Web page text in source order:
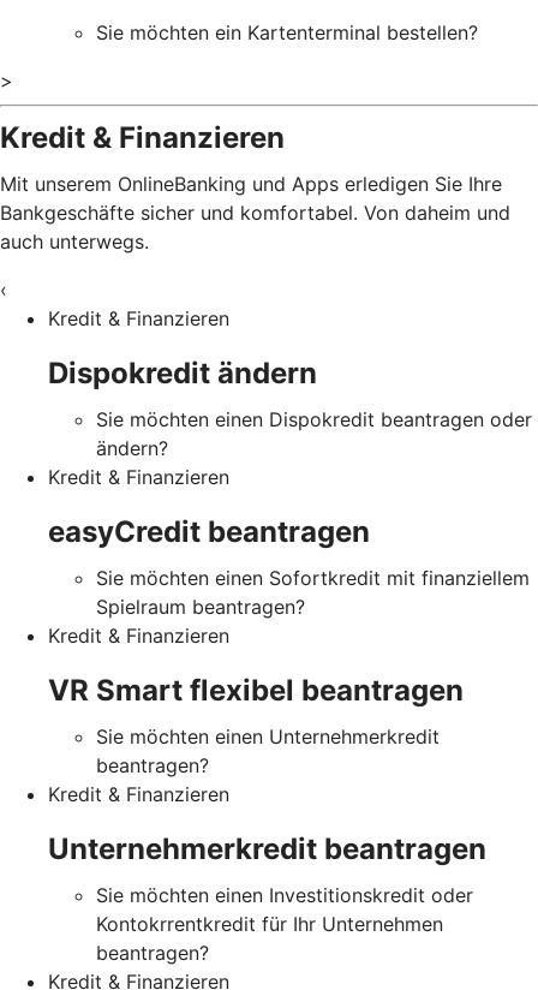
Sie möchten ein Kartenterminal bestellen?
>
Kredit & Finanzieren
Mit unserem OnlineBanking und Apps erledigen Sie Ihre
Bankgeschäfte sicher und komfortabel. Von daheim und
auch unterwegs.
‹
Kredit & Finanzieren
Dispokredit ändern
Sie möchten einen Dispokredit beantragen oder
ändern?
Kredit & Finanzieren
easyCredit beantragen
Sie möchten einen Sofortkredit mit finanziellem
Spielraum beantragen?
Kredit & Finanzieren
VR Smart flexibel beantragen
Sie möchten einen Unternehmerkredit
beantragen?
Kredit & Finanzieren
Unternehmerkredit beantragen
Sie möchten einen Investitionskredit oder
Kontokrrentkredit für Ihr Unternehmen
beantragen?
Kredit & Finanzieren